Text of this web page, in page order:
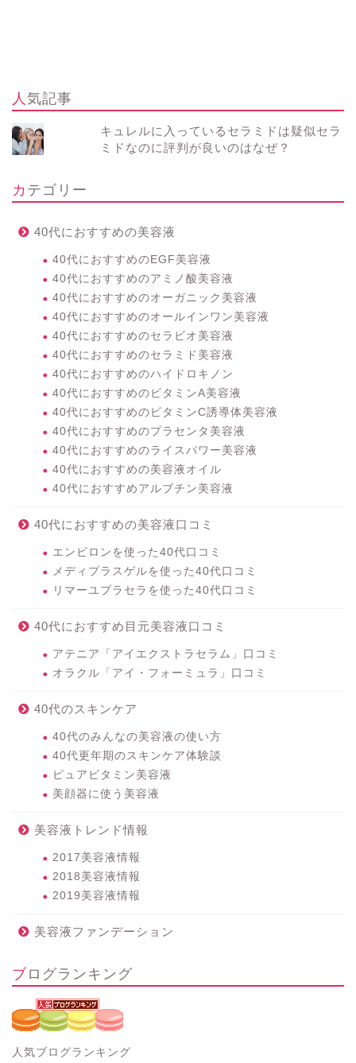
人気記事
キュレルに入っているセラミドは疑似セラ
ミドなのに評判が良いのはなぜ？
カテゴリー
40代におすすめの美容液
40代におすすめのEGF美容液
40代におすすめのアミノ酸美容液
40代におすすめのオーガニック美容液
40代におすすめのオールインワン美容液
40代におすすめのセラビオ美容液
40代におすすめのセラミド美容液
40代におすすめのハイドロキノン
40代におすすめのビタミンA美容液
40代におすすめのビタミンC誘導体美容液
40代におすすめのプラセンタ美容液
40代におすすめのライスパワー美容液
40代におすすめの美容液オイル
40代におすすめアルブチン美容液
40代におすすめの美容液口コミ
エンビロンを使った40代口コミ
メディプラスゲルを使った40代口コミ
リマーユプラセラを使った40代口コミ
40代におすすめ目元美容液口コミ
アテニア「アイエクストラセラム」口コミ
オラクル「アイ・フォーミュラ」口コミ
40代のスキンケア
40代のみんなの美容液の使い方
40代更年期のスキンケア体験談
ピュアビタミン美容液
美顔器に使う美容液
美容液トレンド情報
2017美容液情報
2018美容液情報
2019美容液情報
美容液ファンデーション
ブログランキング
人気ブログランキング